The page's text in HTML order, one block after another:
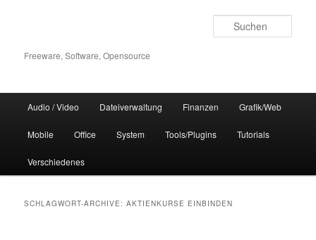
wechselnFreeware, Software, Opensource
Audio / Video Dateiverwaltung Finanzen Grafik/Web
Mobile Office System Tools/Plugins Tutorials
Verschiedenes
SCHLAGWORT-ARCHIVE:AKTIENKURSE EINBINDEN